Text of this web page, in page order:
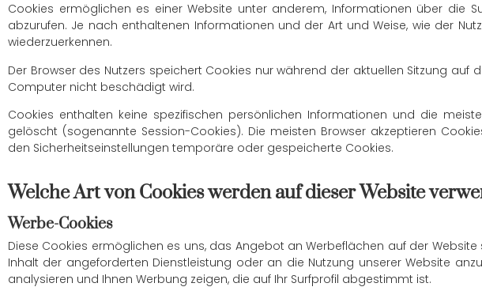
Cookies ermöglichen es einer Website unter anderem, Informationen über die
abzurufen. Je nach enthaltenen Informationen und der Art und Weise, wie der
wiederzuerkennen.
Der Browser des Nutzers speichert Cookies nur während der aktuellen Sitzung
Computer nicht beschädigt wird.
Cookies enthalten keine spezifischen persönlichen Informationen und die
gelöscht (sogenannte Session-Cookies). Die meisten Browser akzeptieren
den Sicherheitseinstellungen temporäre oder gespeicherte Cookies.
Welche Art von Cookies werden auf dieser Website
Werbe-Cookies
Diese Cookies ermöglichen es uns, das Angebot an Werbeflächen auf der
Inhalt der angeforderten Dienstleistung oder an die Nutzung unserer Website
analysieren und Ihnen Werbung zeigen, die auf Ihr Surfprofil abgestimmt ist.